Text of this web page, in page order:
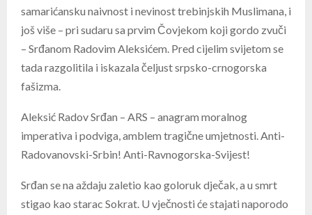
samarićansku naivnost i nevinost trebinjskih Muslimana, i
još više – pri sudaru sa prvim Čovjekom koji gordo zvuči
– Srđanom Radovim Aleksićem. Pred cijelim svijetom se
tada razgolitila i iskazala čeljust srpsko-crnogorska
fašizma.
Aleksić Radov Srđan – ARS – anagram moralnog
imperativa i podviga, amblem tragične umjetnosti. Anti-
Radovanovski-Srbin! Anti-Ravnogorska-Svijest!
Srđan se na aždaju zaletio kao goloruk dječak, a u smrt
stigao kao starac Sokrat. U vječnosti će stajati naporodo